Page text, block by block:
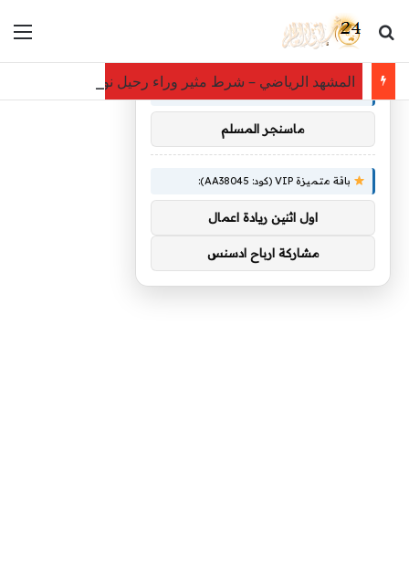
بحث عن
المشهد الرياضي – شرط مثير وراء رحيل نواف العقيدي
توصيات :
باقة متميزة VIP (كود: AA26790):
ماسنجر المسلم
باقة متميزة VIP (كود: AA38045):
اول اثنين ريادة اعمال
مشاركة ارباح ادسنس